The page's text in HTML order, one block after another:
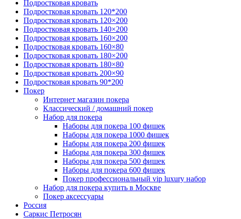
Подростковая кровать
Подростковая кровать 120*200
Подростковая кровать 120×200
Подростковая кровать 140×200
Подростковая кровать 160×200
Подростковая кровать 160×80
Подростковая кровать 180×200
Подростковая кровать 180×80
Подростковая кровать 200×90
Подростковая кровать 90*200
Покер
Интернет магазин покера
Классический / домашний покер
Набор для покера
Наборы для покера 100 фишек
Наборы для покера 1000 фишек
Наборы для покера 200 фишек
Наборы для покера 300 фишек
Наборы для покера 500 фишек
Наборы для покера 600 фишек
Покер профессиональный vip luxury набор
Набор для покера купить в Москве
Покер аксессуары
Россия
Саркис Петросян